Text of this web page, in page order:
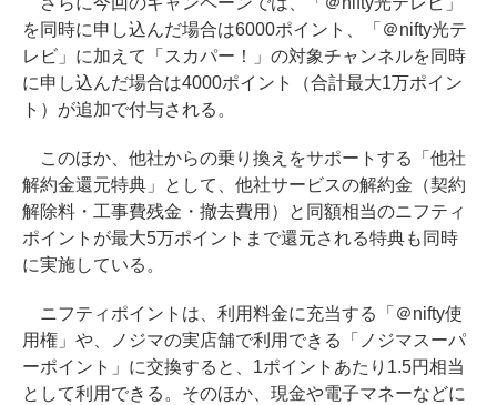
を同時に申し込んだ場合は6000ポイント、「＠nifty光テ
レビ」に加えて「スカパー！」の対象チャンネルを同時
に申し込んだ場合は4000ポイント（合計最大1万ポイン
ト）が追加で付与される。
このほか、他社からの乗り換えをサポートする「他社
解約金還元特典」として、他社サービスの解約金（契約
解除料・工事費残金・撤去費用）と同額相当のニフティ
ポイントが最大5万ポイントまで還元される特典も同時
に実施している。
ニフティポイントは、利用料金に充当する「＠nifty使
用権」や、ノジマの実店舗で利用できる「ノジマスーパ
ーポイント」に交換すると、1ポイントあたり1.5円相当
として利用できる。そのほか、現金や電子マネーなどに